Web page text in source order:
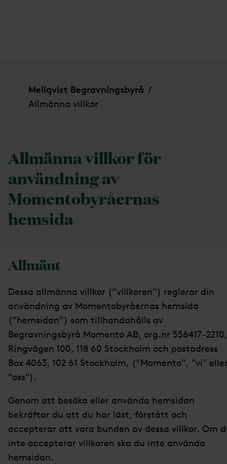
Mellqvist Begravningsbyrå /
Allmänna villkor
Allmänna villkor för
användning av
Momentobyråernas
hemsida
Allmänt
Dessa allmänna villkor (”villkoren”) reglerar din
användning av Momentobyråernas hemsida
(”hemsidan”) som tillhandahålls av
Begravningsbyrå Momento AB, org.nr 556417–2210,
Ringvägen 100, 118 60 Stockholm och postadress
Box 4063, 102 61 Stockholm, (”Momento”, "vi"
"oss").
Genom att besöka eller använda hemsidan
bekräftar du att du har läst, förstått och
accepterar att vara bunden av dessa villkor. Om
inte accepterar villkoren ska du inte använda
hemsidan.